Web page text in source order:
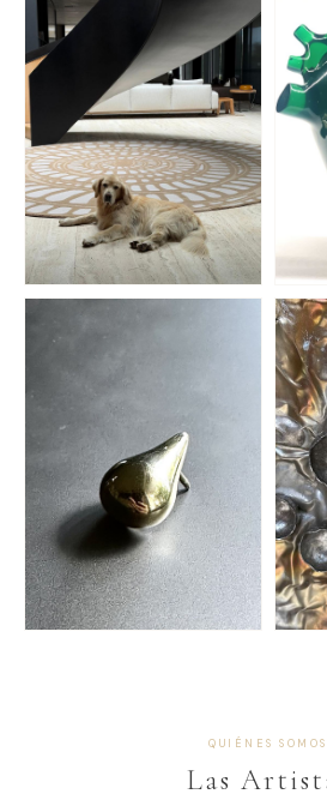
BIOMATERIALES
ALFOMBRAS REINOS
QUIÉNES SOMOS
Las